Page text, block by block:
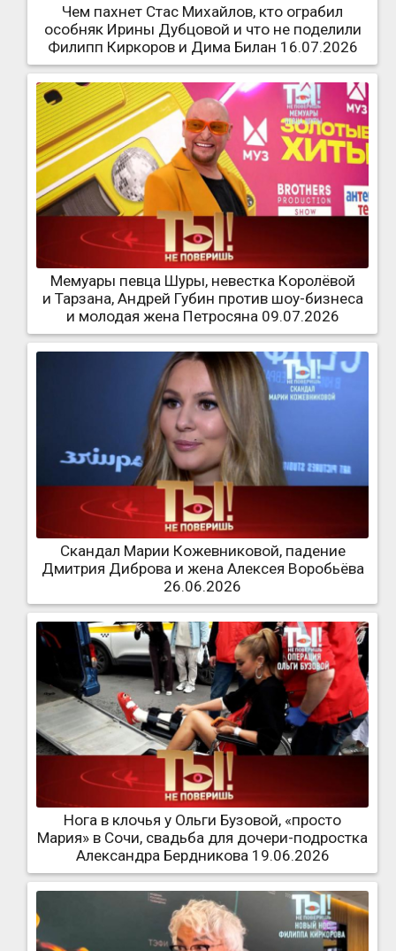
Чем пахнет Стас Михайлов, кто ограбил
особняк Ирины Дубцовой и что не поделили
Филипп Киркоров и Дима Билан 16.07.2026
Мемуары певца Шуры, невестка Королёвой
и Тарзана, Андрей Губин против шоу-бизнеса
и молодая жена Петросяна 09.07.2026
Скандал Марии Кожевниковой, падение
Дмитрия Диброва и жена Алексея Воробьёва
26.06.2026
Нога в клочья у Ольги Бузовой, «просто
Мария» в Сочи, свадьба для дочери-подростка
Александра Бердникова 19.06.2026